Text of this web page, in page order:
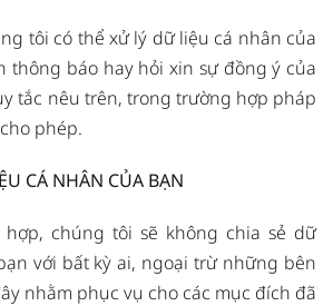
tôi có thể xử lý dữ liệu cá nhân của
thông báo hay hỏi xin sự đồng ý của
tắc nêu trên, trong trường hợp pháp
phép.
CÁ NHÂN CỦA BẠN
hợp, chúng tôi sẽ không chia sẻ dữ
với bất kỳ ai, ngoại trừ những bên
nhằm phục vụ cho các mục đích đã